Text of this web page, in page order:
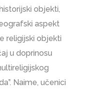
objekti,
aspekt
religijski objekti
u doprinosu
Naime, učenici